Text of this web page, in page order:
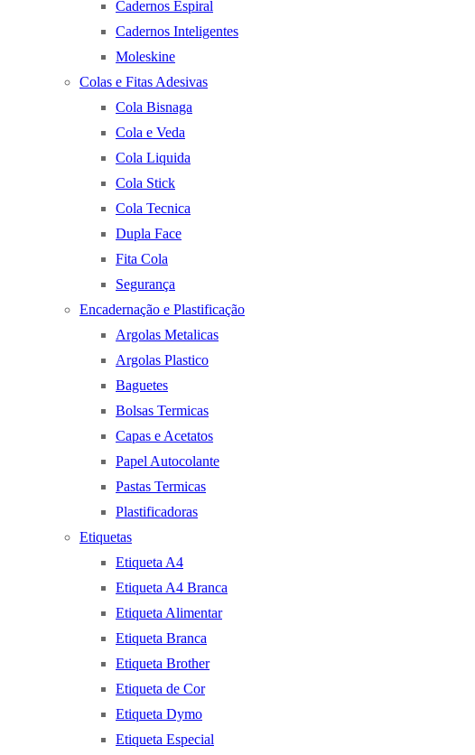
Cadernos Espiral
Cadernos Inteligentes
Moleskine
Colas e Fitas Adesivas
Cola Bisnaga
Cola e Veda
Cola Liquida
Cola Stick
Cola Tecnica
Dupla Face
Fita Cola
Segurança
Encadernação e Plastificação
Argolas Metalicas
Argolas Plastico
Baguetes
Bolsas Termicas
Capas e Acetatos
Papel Autocolante
Pastas Termicas
Plastificadoras
Etiquetas
Etiqueta A4
Etiqueta A4 Branca
Etiqueta Alimentar
Etiqueta Branca
Etiqueta Brother
Etiqueta de Cor
Etiqueta Dymo
Etiqueta Especial